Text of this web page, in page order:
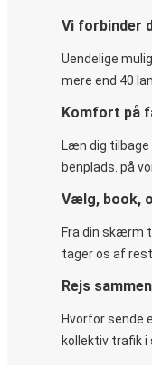
Vi forbinder
Uendelige
mere end 40
Komfort på
Læn dig
benplads. på
Vælg, book,
Fra din skærm
tager os af
Rejs sammen
Hvorfor sende
kollektiv trafik i